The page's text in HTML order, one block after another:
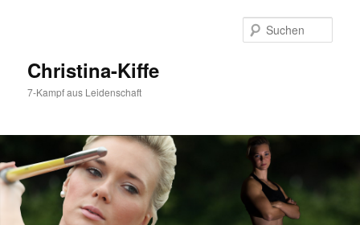
Christina-Kiffe
7-Kampf aus Leidenschaft